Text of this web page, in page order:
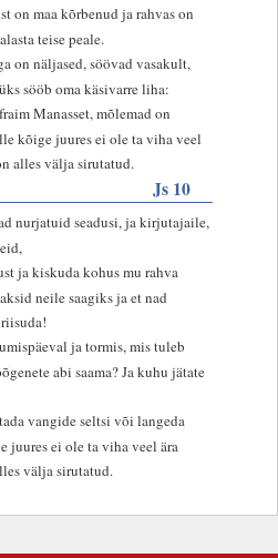
on maa kõrbenud ja rahvas on
teise peale.
on näljased, söövad vasakult,
sööb oma käsivarre liha:
Manasset, mõlemad on
kõige juures ei ole ta viha veel
alles välja sirutatud.
Js 10
nurjatuid seadusi, ja kirjutajaile,
ja kiskuda kohus mu rahva
neile saagiks ja et nad
ja tormis, mis tuleb
abi saama? Ja kuhu jätate
vangide seltsi või langeda
juures ei ole ta viha veel ära
välja sirutatud.